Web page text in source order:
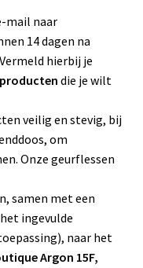
mail naar
14 dagen na
hierbij je
producten die je wilt
veilig en stevig, bij
om
Onze geurflessen
samen met een
ingevulde
naar het
Argon 15F,